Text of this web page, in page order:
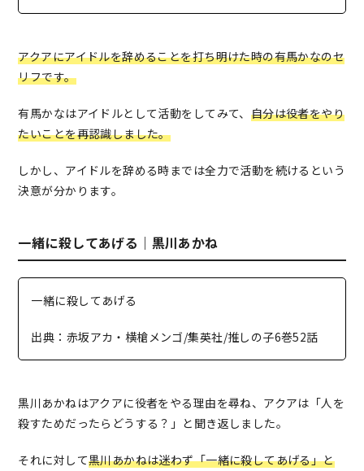
アクアにアイドルを辞めることを打ち明けた時の有馬かなのセ
リフです。
有馬かなはアイドルとして活動をしてみて、 自分は役者をやり
たいことを再認識しました。
しかし、アイドルを辞める時までは全力で活動を続けるという
決意が分かります。
一緒に殺してあげる｜黒川あかね
一緒に殺してあげる
出典：赤坂アカ・横槍メンゴ/集英社/推しの子6巻52話
黒川あかねはアクアに役者をやる理由を尋ね、アクアは「人を
殺すためだったらどうする？」と聞き返しました。
それに対して黒川あかねは迷わず「一緒に殺してあげる」と